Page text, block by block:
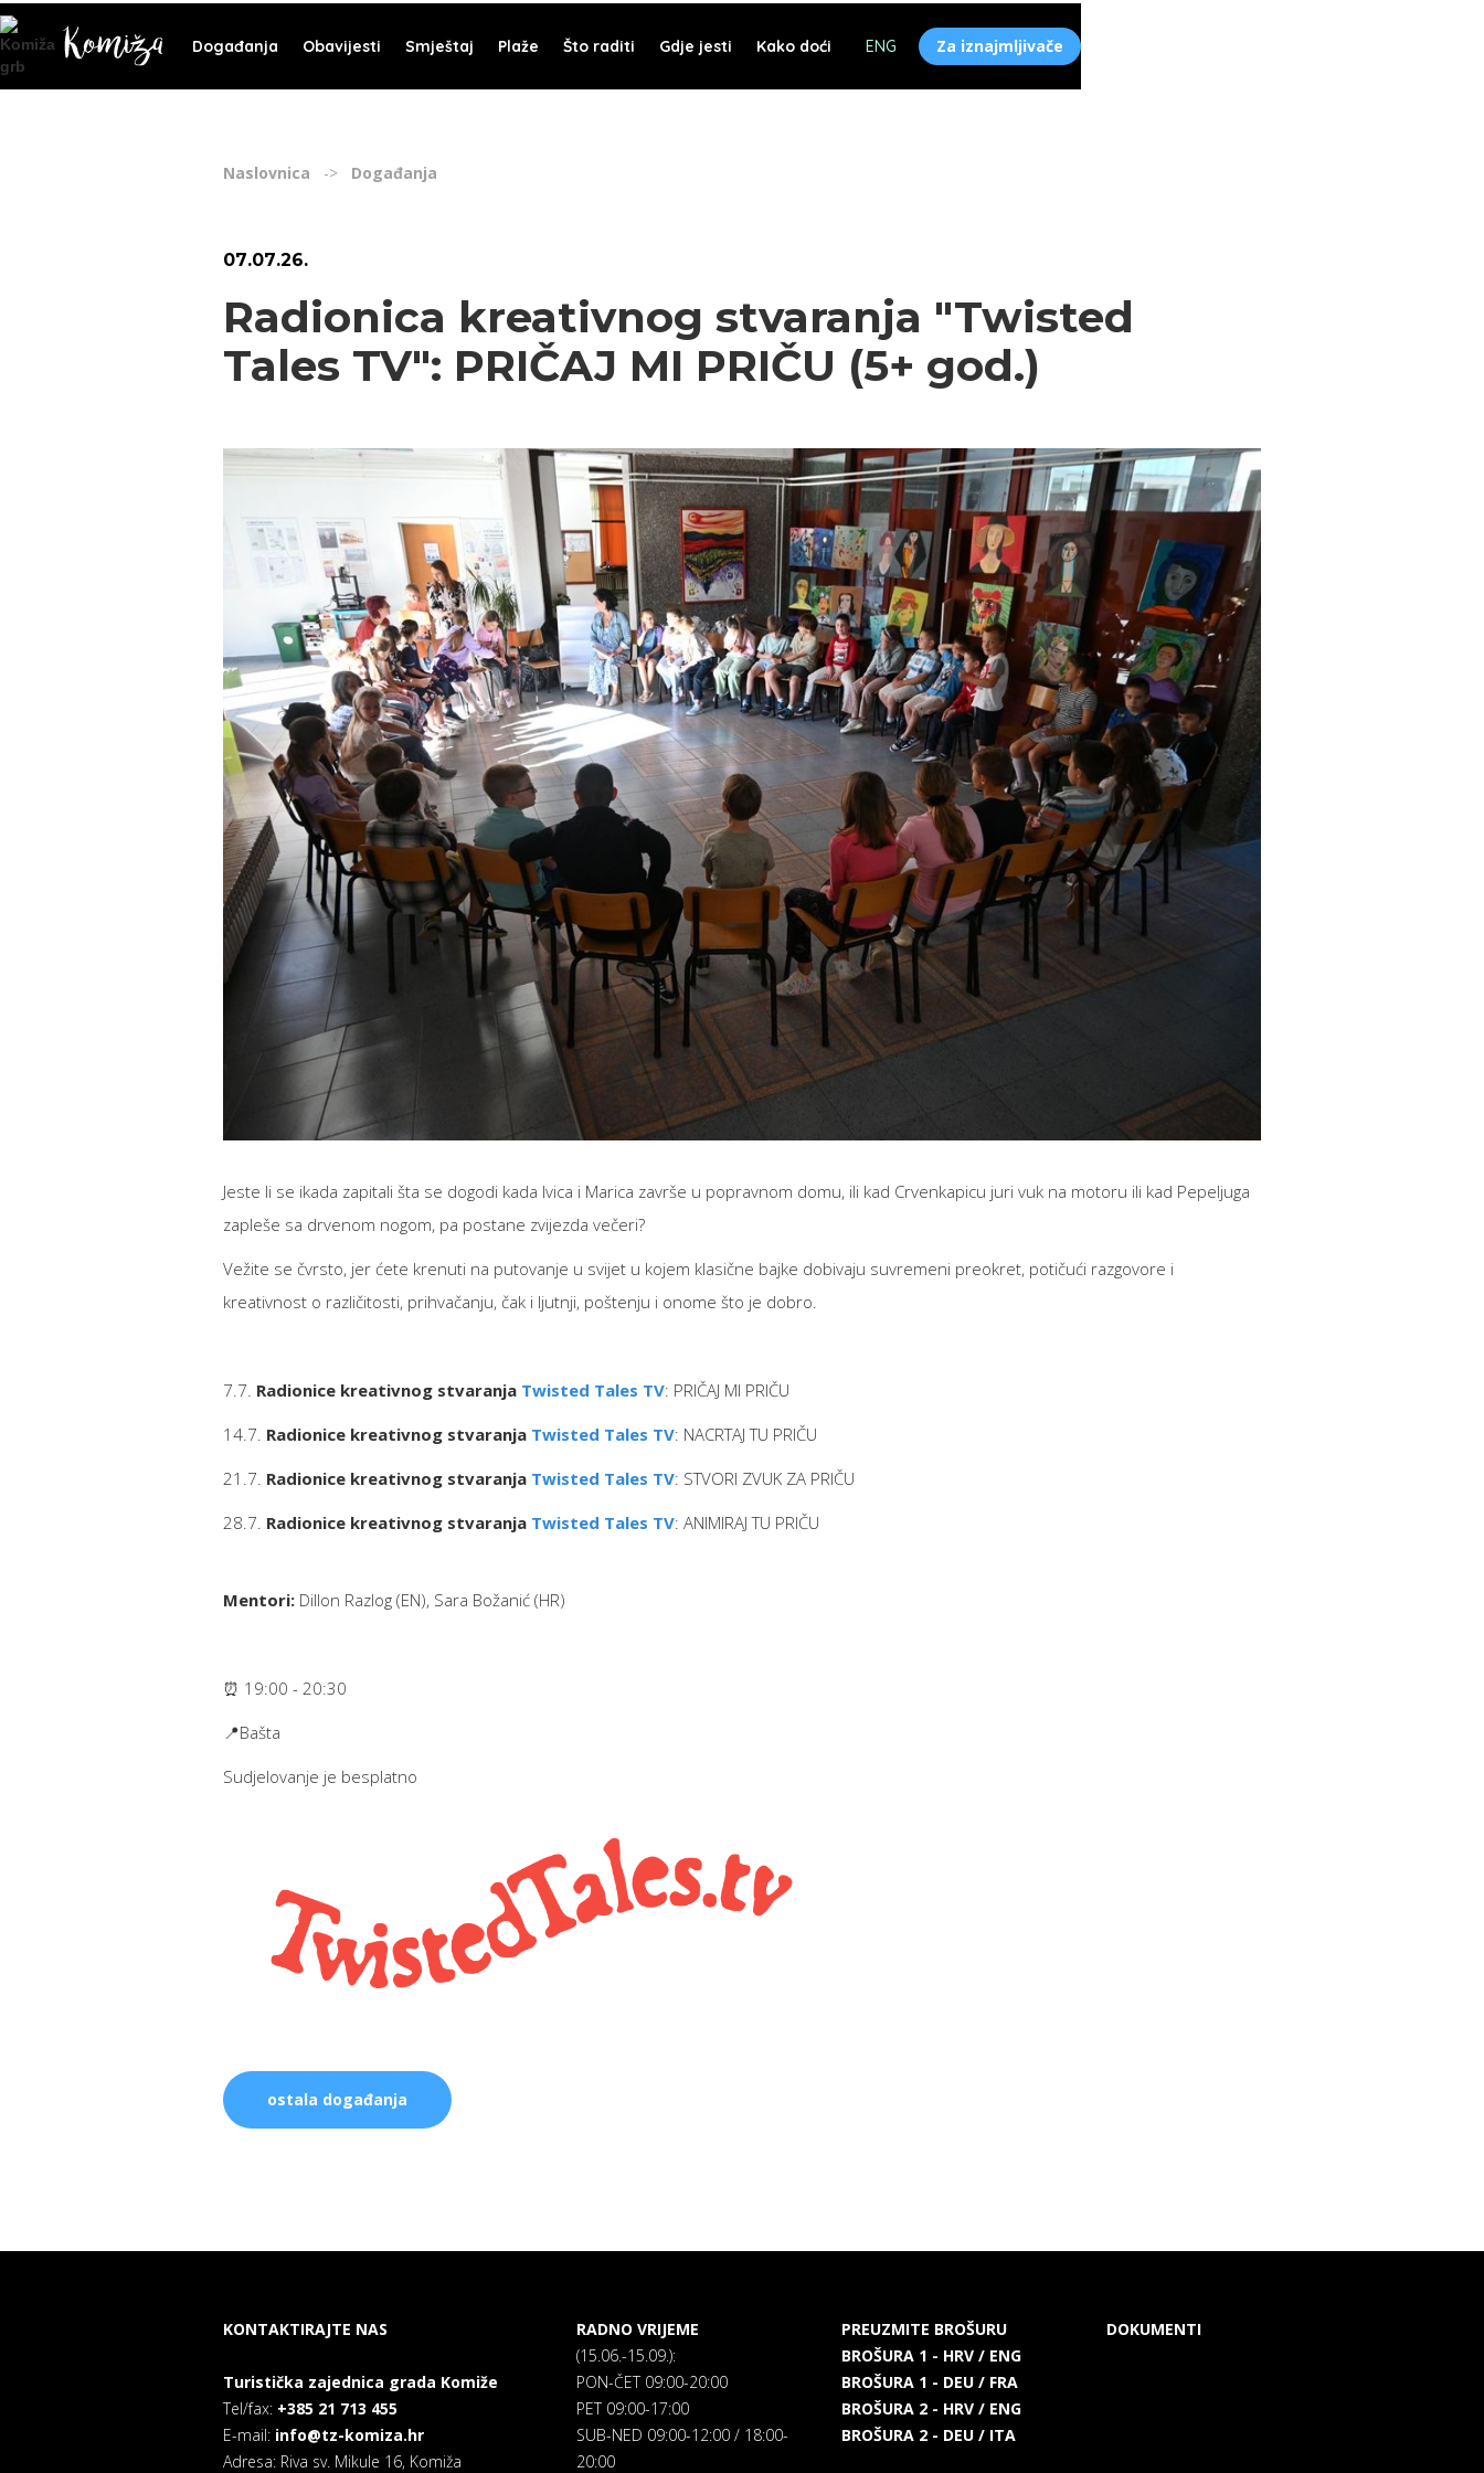
Događanja Obavijesti Smještaj Plaže Što raditi Gdje jesti Kako doći ENG Za iznajmljivače
Naslovnica -> Događanja
07.07.26.
Radionica kreativnog stvaranja "Twisted
Tales TV": PRIČAJ MI PRIČU (5+ god.)
Jeste li se ikada zapitali šta se dogodi kada Ivica i Marica završe u popravnom domu, ili kad Crvenkapicu juri vuk na motoru ili kad Pepeljuga
zapleše sa drvenom nogom, pa postane zvijezda večeri?
Vežite se čvrsto, jer ćete krenuti na putovanje u svijet u kojem klasične bajke dobivaju suvremeni preokret, potičući razgovore i
kreativnost o različitosti, prihvačanju, čak i ljutnji, poštenju i onome što je dobro.
7.7. Radionice kreativnog stvaranja Twisted Tales TV: PRIČAJ MI PRIČU
14.7. Radionice kreativnog stvaranja Twisted Tales TV: NACRTAJ TU PRIČU
21.7. Radionice kreativnog stvaranja Twisted Tales TV: STVORI ZVUK ZA PRIČU
28.7. Radionice kreativnog stvaranja Twisted Tales TV: ANIMIRAJ TU PRIČU
Mentori: Dillon Razlog (EN), Sara Božanić (HR)
⏰ 19:00 - 20:30
📍Bašta
Sudjelovanje je besplatno
ostala događanja
KONTAKTIRAJTE NAS
Turistička zajednica grada Komiže
Tel/fax: +385 21 713 455
E-mail: info@tz-komiza.hr
Adresa: Riva sv. Mikule 16, Komiža
RADNO VRIJEME
(15.06.-15.09.):
PON-ČET 09:00-20:00
PET 09:00-17:00
SUB-NED 09:00-12:00 / 18:00-
20:00
PREUZMITE BROŠURU
BROŠURA 1 - HRV / ENG
BROŠURA 1 - DEU / FRA
BROŠURA 2 - HRV / ENG
BROŠURA 2 - DEU / ITA
DOKUMENTI